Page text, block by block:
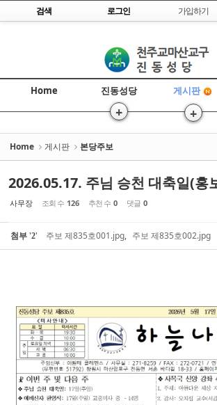
Skip to content
검색 로그인 가입하기
Home 진동성당
+
게시판
+
Home 게시판 본당주보
2026.05.17. 주님 승천 대축일(홍
사무장 조회 수 126 추천 수 0 댓글 0
첨부'2' 주보 제835호001.jpg, 주보 제835호002.jpg
Sketchbook5, 스케치북5
Sketchbook5, 스케치